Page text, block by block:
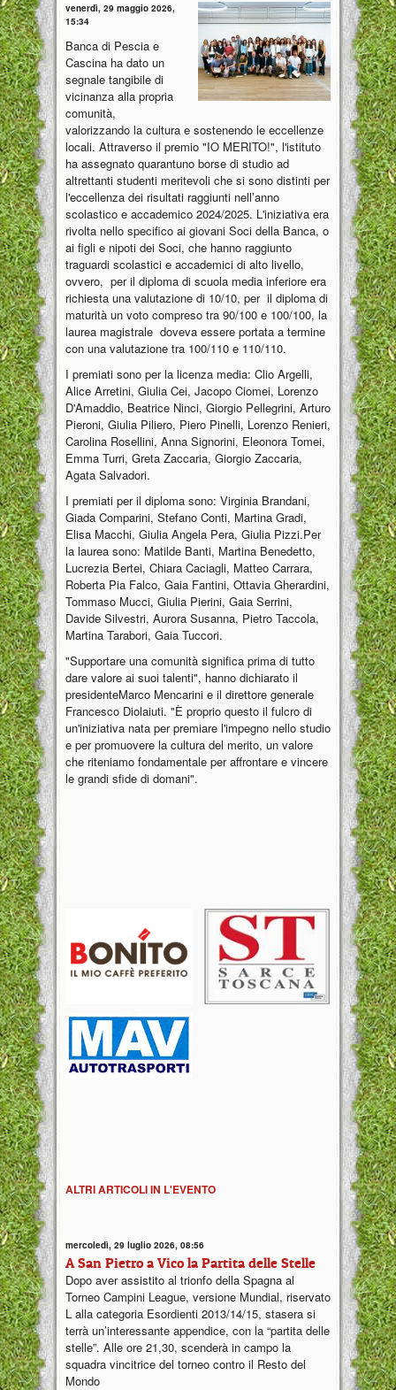
venerdì, 29 maggio 2026,
15:34
Banca di Pescia e
Cascina ha dato un
segnale tangibile di
vicinanza alla propria
comunità,
valorizzando la cultura e sostenendo le eccellenze
locali. Attraverso il premio "IO MERITO!", l'istituto
ha assegnato quarantuno borse di studio ad
altrettanti studenti meritevoli che si sono distinti per
l'eccellenza dei risultati raggiunti nell’anno
scolastico e accademico 2024/2025. L'iniziativa era
rivolta nello specifico ai giovani Soci della Banca, o
ai figli e nipoti dei Soci, che hanno raggiunto
traguardi scolastici e accademici di alto livello,
ovvero, per il diploma di scuola media inferiore era
richiesta una valutazione di 10/10, per il diploma di
maturità un voto compreso tra 90/100 e 100/100, la
laurea magistrale doveva essere portata a termine
con una valutazione tra 100/110 e 110/110.
I premiati sono per la licenza media: Clio Argelli,
Alice Arretini, Giulia Cei, Jacopo Ciomei, Lorenzo
D'Amaddio, Beatrice Ninci, Giorgio Pellegrini, Arturo
Pieroni, Giulia Piliero, Piero Pinelli, Lorenzo Renieri,
Carolina Rosellini, Anna Signorini, Eleonora Tomei,
Emma Turri, Greta Zaccaria, Giorgio Zaccaria,
Agata Salvadori.
I premiati per il diploma sono: Virginia Brandani,
Giada Comparini, Stefano Conti, Martina Gradi,
Elisa Macchi, Giulia Angela Pera, Giulia Pizzi.Per
la laurea sono: Matilde Banti, Martina Benedetto,
Lucrezia Bertei, Chiara Caciagli, Matteo Carrara,
Roberta Pia Falco, Gaia Fantini, Ottavia Gherardini,
Tommaso Mucci, Giulia Pierini, Gaia Serrini,
Davide Silvestri, Aurora Susanna, Pietro Taccola,
Martina Tarabori, Gaia Tuccori.
"Supportare una comunità significa prima di tutto
dare valore ai suoi talenti", hanno dichiarato il
presidenteMarco Mencarini e il direttore generale
Francesco Diolaiuti. "È proprio questo il fulcro di
un'iniziativa nata per premiare l'impegno nello studio
e per promuovere la cultura del merito, un valore
che riteniamo fondamentale per affrontare e vincere
le grandi sfide di domani".
ALTRI ARTICOLI IN L'EVENTO
mercoledì, 29 luglio 2026, 08:56
A San Pietro a Vico la Partita delle Stelle
Dopo aver assistito al trionfo della Spagna al
Torneo Campini League, versione Mundial, riservato
L alla categoria Esordienti 2013/14/15, stasera si
terrà un’interessante appendice, con la “partita delle
stelle”. Alle ore 21,30, scenderà in campo la
squadra vincitrice del torneo contro il Resto del
Mondo